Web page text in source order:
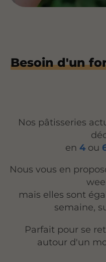
Besoin d'un
Nos pâtisseries
en 4ou
Nous vous en
mais elles sont
semaine,
Parfait pour se
autour d'un